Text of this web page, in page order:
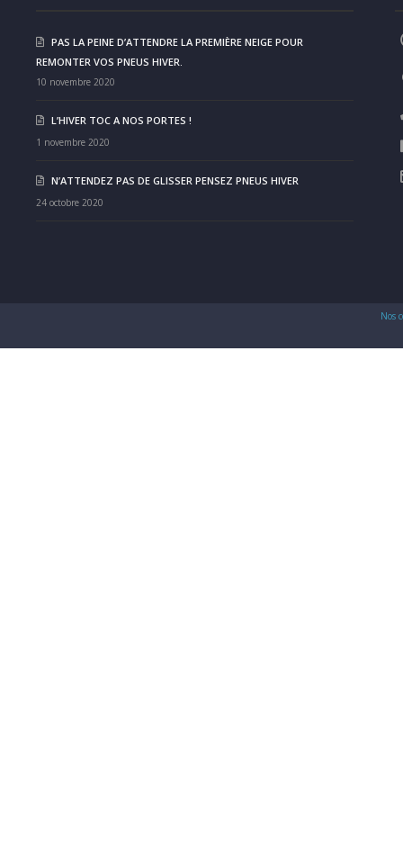
PAS LA PEINE D’ATTENDRE LA PREMIÈRE NEIGE POUR
REMONTER VOS PNEUS HIVER.
10 novembre 2020
L’HIVER TOC A NOS PORTES !
1 novembre 2020
N’ATTENDEZ PAS DE GLISSER PENSEZ PNEUS HIVER
24 octobre 2020
Nos